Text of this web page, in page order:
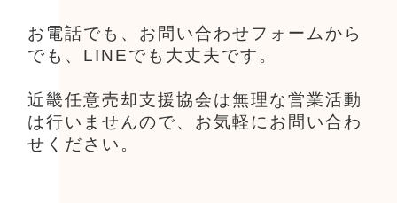
お電話でも、お問い合わせフォームから
でも、LINEでも大丈夫です。
近畿任意売却支援協会は無理な営業活動
は行いませんので、お気軽にお問い合わ
せください。